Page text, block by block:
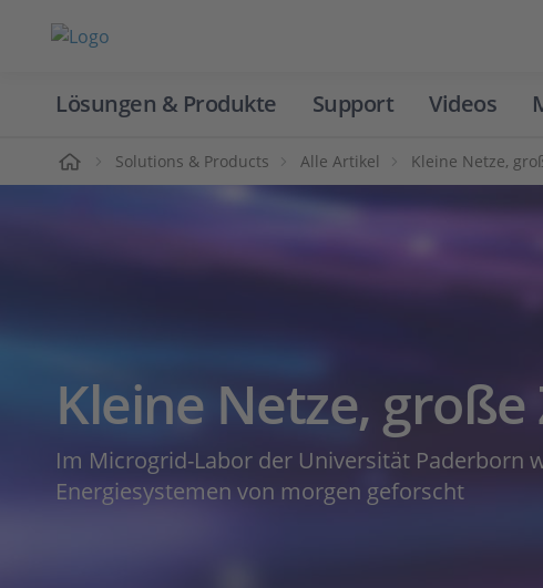
Lösungen & Produkte Support Videos
Solutions & Products Alle Artikel Kleine Netze,
Kleine Netze,
Im Microgrid-Labor der Universität Paderborn
Energiesystemen von morgen geforscht